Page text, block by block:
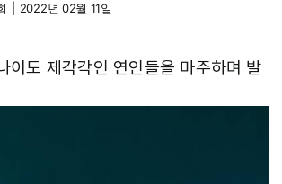
2022년 02월 11일
이도 제각각인 연인들을 마주하며 발